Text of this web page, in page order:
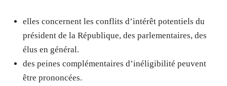
elles concernent les conflits d’intérêt potentiels du
président de la République, des parlementaires, des
élus en général.
des peines complémentaires d’inéligibilité peuvent
être prononcées.